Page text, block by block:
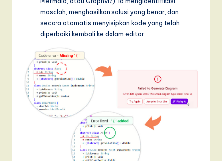
masalah, menghasilkan solusi yang benar, dan
secara otomatis menyisipkan kode yang telah
diperbaiki kembali ke dalam editor.